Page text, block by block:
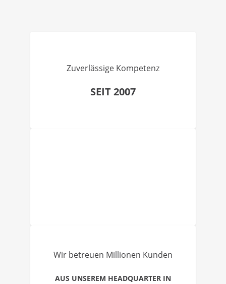
Zuverlässige Kompetenz
SEIT 2007
Wir betreuen Millionen Kunden
AUS UNSEREM HEADQUARTER IN